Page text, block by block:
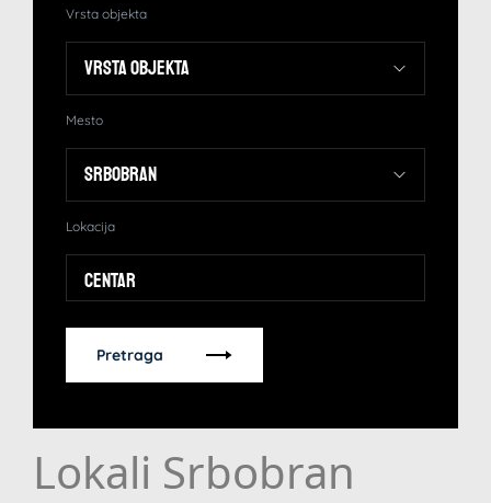
Vrsta objekta
Mesto
Lokacija
Centar
Pretraga
Lokali Srbobran